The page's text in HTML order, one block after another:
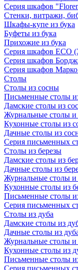
Серия шкафов
Стенки, витражи,
Шкафы-купе из бука
Буфеты из бука
Прихожие из бука
Серия шкафов ECO
Серия шкафов
Серия шкафов Марко
Столы
Столы из сосны
Письменные столы
Дамские столы из
Журнальные столы и
Кухонные столы из
Дачные столы из
Серия письменных
Столы из березы
Дамские столы из
Дачные столы из
Журнальные столы и
Кухонные столы из
Письменные столы
Серия письменных
Столы из дуба
Дамские столы из
Дачные столы из
Журнальные столы и
Кухонные столы из
Письменные столы
Серия письменных